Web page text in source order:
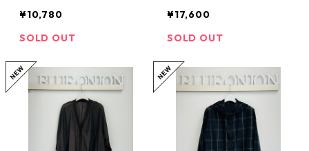
4001 uncarnet
¥10,780
SOLD OUT
arm
¥17,600
SOLD OUT